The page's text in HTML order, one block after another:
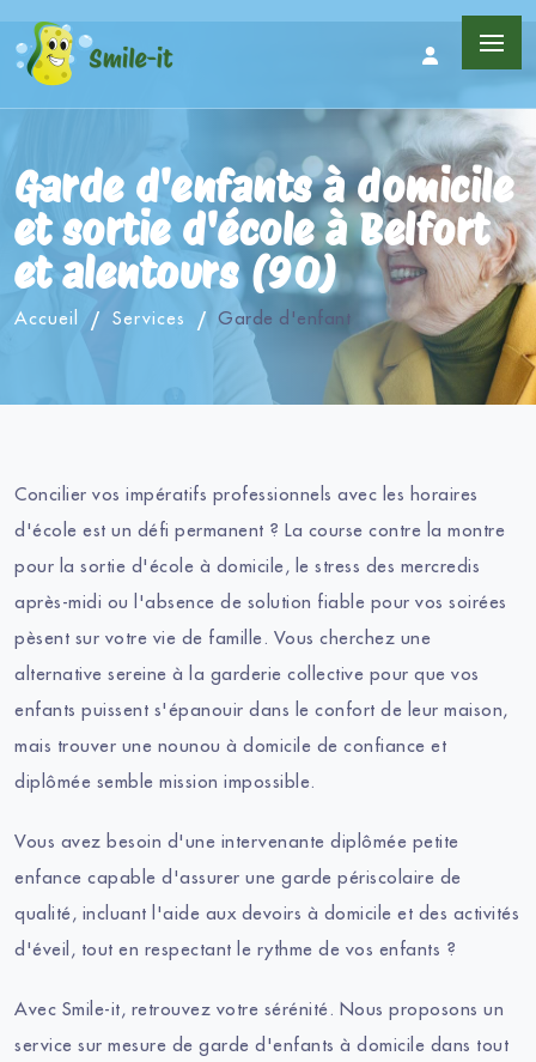
Garde d'enfants à domicile
et sortie d'école à Belfort
et alentours (90)
Accueil Services Garde d'enfant
Concilier vos impératifs professionnels avec les horaires
d'école est un défi permanent ? La course contre la montre
pour la sortie d'école à domicile, le stress des mercredis
après-midi ou l'absence de solution fiable pour vos soirées
pèsent sur votre vie de famille. Vous cherchez une
alternative sereine à la garderie collective pour que vos
enfants puissent s'épanouir dans le confort de leur maison,
mais trouver une nounou à domicile de confiance et
diplômée semble mission impossible.
Vous avez besoin d'une intervenante diplômée petite
enfance capable d'assurer une garde périscolaire de
qualité, incluant l'aide aux devoirs à domicile et des activités
d'éveil, tout en respectant le rythme de vos enfants ?
Avec Smile-it, retrouvez votre sérénité. Nous proposons un
service sur mesure de garde d'enfants à domicile dans tout